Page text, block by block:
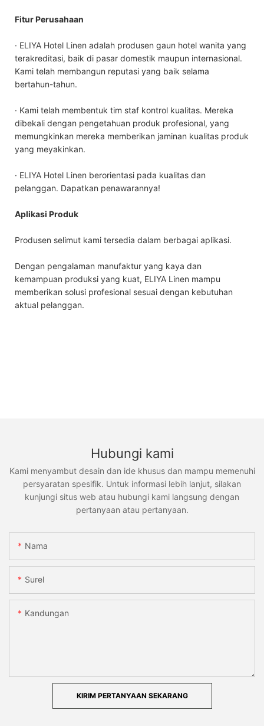
Fitur Perusahaan
· ELIYA Hotel Linen adalah produsen gaun hotel wanita yang
terakreditasi, baik di pasar domestik maupun internasional.
Kami telah membangun reputasi yang baik selama
bertahun-tahun.
· Kami telah membentuk tim staf kontrol kualitas. Mereka
dibekali dengan pengetahuan produk profesional, yang
memungkinkan mereka memberikan jaminan kualitas produk
yang meyakinkan.
· ELIYA Hotel Linen berorientasi pada kualitas dan
pelanggan. Dapatkan penawarannya!
Aplikasi Produk
Produsen selimut kami tersedia dalam berbagai aplikasi.
Dengan pengalaman manufaktur yang kaya dan
kemampuan produksi yang kuat, ELIYA Linen mampu
memberikan solusi profesional sesuai dengan kebutuhan
aktual pelanggan.
Hubungi kami
Kami menyambut desain dan ide khusus dan mampu memenuhi
persyaratan spesifik. Untuk informasi lebih lanjut, silakan
kunjungi situs web atau hubungi kami langsung dengan
pertanyaan atau pertanyaan.
Nama
Surel
Kandungan
KIRIM PERTANYAAN SEKARANG